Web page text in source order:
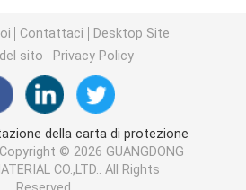
Contattaci
Desktop Site
sito
Privacy Policy
della carta di protezione
© 2026 GUANGDONG
CO.,LTD.. All Rights